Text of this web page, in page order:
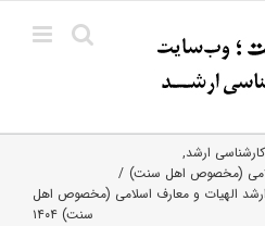
ارشد
(مخصوص اهل سنت)
الهیات و معارف اسلامی (مخصوص اهل
سنت) ۱۴۰۴